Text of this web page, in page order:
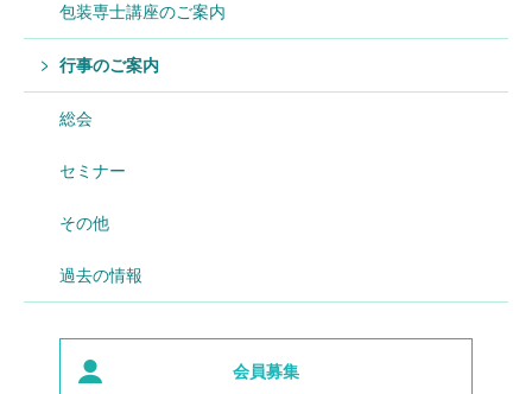
包装専士講座のご案内
行事のご案内
総会
セミナー
その他
過去の情報
会員募集